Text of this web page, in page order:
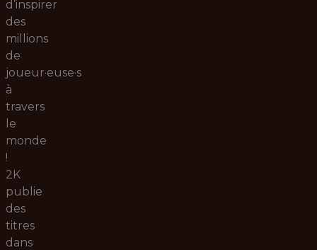
d’inspirer
des
millions
de
joueur·euse·s
à
travers
le
monde
!
2K
publie
des
titres
dans